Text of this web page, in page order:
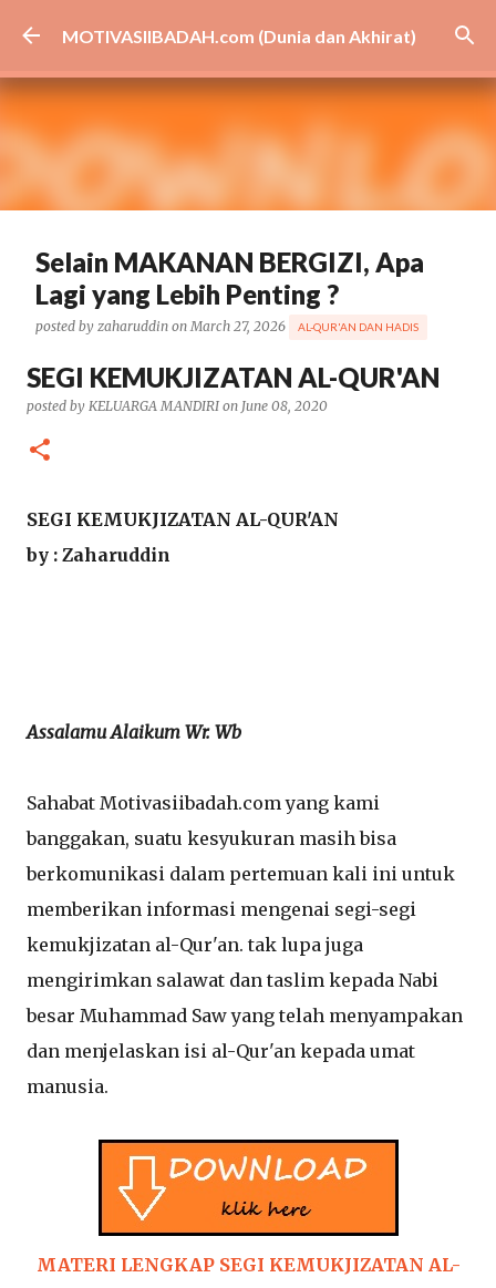
Skip to main content
MOTIVASIIBADAH.com (Dunia dan Akhirat)
ARTIKEL UNGGULAN
Selain MAKANAN BERGIZI, Apa
Lagi yang Lebih Penting ?
posted by zaharuddin on March 27, 2026 AL-QUR'AN DAN HADIS
NASIONAL
SEGI KEMUKJIZATAN AL-QUR'AN
posted by KELUARGA MANDIRI on June 08, 2020
SEGI KEMUKJIZATAN AL-QUR'AN
by : Zaharuddin
Assalamu Alaikum Wr. Wb
Sahabat Motivasiibadah.com yang kami
banggakan, suatu kesyukuran masih bisa
berkomunikasi dalam pertemuan kali ini untuk
memberikan informasi mengenai segi-segi
kemukjizatan al-Qur'an. tak lupa juga
mengirimkan salawat dan taslim kepada Nabi
besar Muhammad Saw yang telah menyampakan
dan menjelaskan isi al-Qur'an kepada umat
manusia.
MATERI LENGKAP SEGI KEMUKJIZATAN AL-